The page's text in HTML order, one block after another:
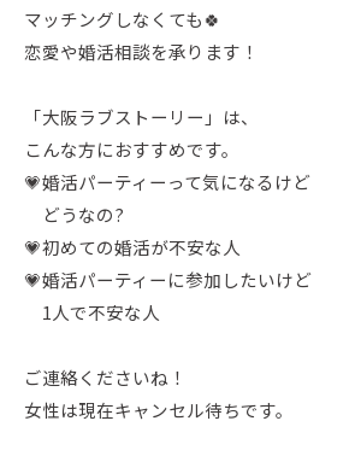
マッチングしなくても🍀
恋愛や婚活相談を承ります！
「大阪ラブストーリー」は、
こんな方におすすめです。
💗婚活パーティーって気になるけど
どうなの?
💗初めての婚活が不安な人
💗婚活パーティーに参加したいけど
1人で不安な人
ご連絡くださいね！
女性は現在キャンセル待ちです。